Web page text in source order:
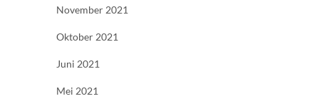
November 2021
Oktober 2021
Juni 2021
Mei 2021